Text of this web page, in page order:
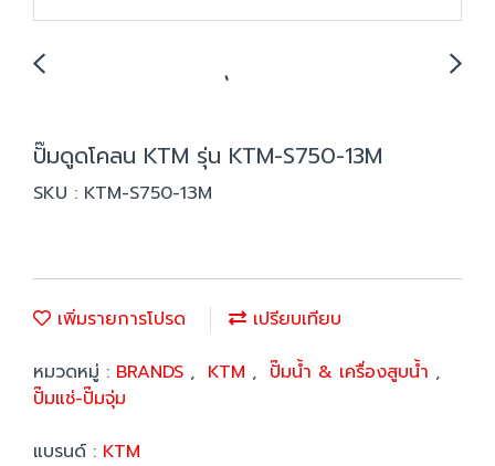
ปั๊มดูดโคลน KTM รุ่น KTM-S750-13M
SKU : KTM-S750-13M
เพิ่มรายการโปรด
เปรียบเทียบ
หมวดหมู่ : BRANDS , KTM , ปั๊มน้ำ & เครื่องสูบน้ำ ,
ปั๊มแช่-ปั๊มจุ่ม
แบรนด์ : KTM